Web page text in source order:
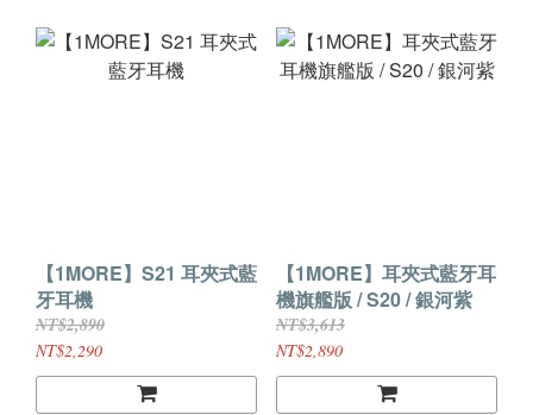
【1MORE】S21 耳夾式藍
牙耳機
NT$2,890
NT$2,290
【1MORE】耳夾式藍牙耳
機旗艦版 / S20 / 銀河紫
NT$3,613
NT$2,890